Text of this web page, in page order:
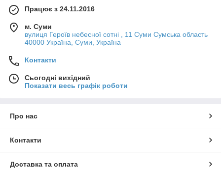
Працює з 24.11.2016
м. Суми
вулиця Героїв небесної сотні , 11 Суми Сумська область
40000 Україна, Суми, Україна
Контакти
Сьогодні вихідний
Показати весь графік роботи
Про нас
Контакти
Доставка та оплата